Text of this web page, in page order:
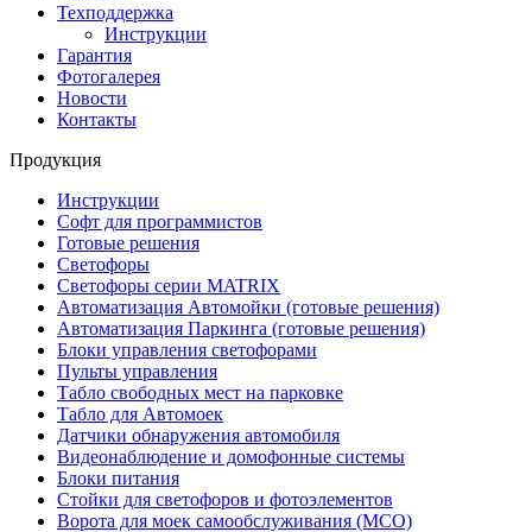
Техподдержка
Инструкции
Гарантия
Фотогалерея
Новости
Контакты
Продукция
Инструкции
Софт для программистов
Готовые решения
Светофоры
Светофоры серии MATRIX
Автоматизация Автомойки (готовые решения)
Автоматизация Паркинга (готовые решения)
Блоки управления светофорами
Пульты управления
Табло свободных мест на парковке
Табло для Автомоек
Датчики обнаружения автомобиля
Видеонаблюдение и домофонные системы
Блоки питания
Стойки для светофоров и фотоэлементов
Ворота для моек самообслуживания (МСО)